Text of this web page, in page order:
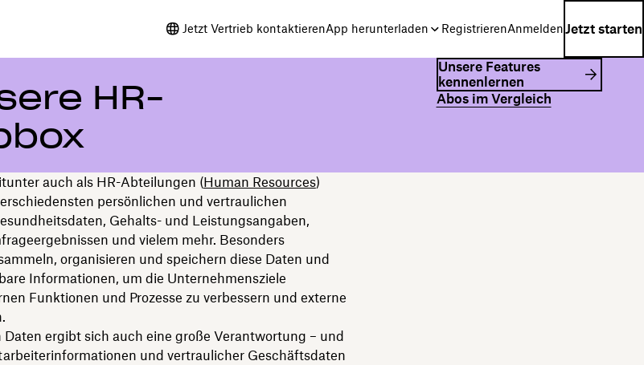
Jetzt Vertrieb kontaktierenApp herunterladen RegistrierenAnmeldenJetzt starten
HR-
Unsere Features
kennenlernen
Abos im Vergleich
auch als HR-Abteilungen (Human Resources)
persönlichen und vertraulichen
Gehalts- und Leistungsangaben,
und vielem mehr. Besonders
organisieren und speichern diese Daten und
Informationen, um die Unternehmensziele
Funktionen und Prozesse zu verbessern und externe
Daten ergibt sich auch eine große Verantwortung – und
und vertraulicher Geschäftsdaten